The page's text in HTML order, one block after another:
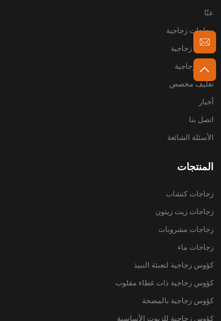
عنّا
زجاجات زجاجية
عبوات زجاجية
أواني زجاجية
تغليف مخصص
أخبار
اتصل بنا
الأسئلة الشائعة
المنتجات
زجاجات كتشاب
زجاجات زيت زيتون
زجاجات مشروبات
زجاجات ماء
كؤوس زجاجية لتعبئة النبيذ
كؤوس زجاجية ذات غطاء مقلوب
كؤوس زجاجية بالمضخة
كؤوس زجاجية للزيوت الأساسية